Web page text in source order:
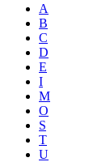
A
B
C
D
E
I
M
O
S
T
U